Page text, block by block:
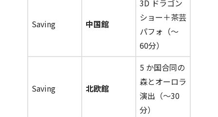
Saving 中国館
3D ドラゴン
ショー＋茶芸
パフォ（～
60分）
Saving 北欧館
5 か国合同の
森とオーロラ
演出（～30
分）